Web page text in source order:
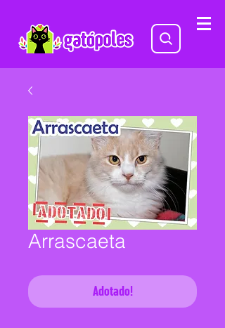
Arrascaeta
Adotado!